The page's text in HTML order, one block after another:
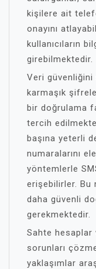
kişilere ait
onayını
kullanıcıların
girebilmektedir.
Veri
karmaşık
bir doğrulama
tercih
başına yeterli
numaralarını
yöntemlerle
erişebilirler. Bu
daha güvenli
gerekmektedir.
Sahte hesaplar
sorunları
yaklaşımlar